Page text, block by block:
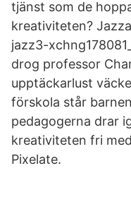
tjänst som de
kreativiteten?
jazz3-
drog professor
upptäckarlust
förskola står
pedagogerna drar
kreativiteten fri
Pixelate.